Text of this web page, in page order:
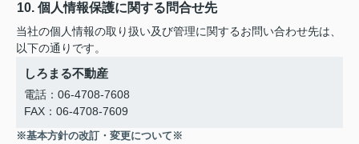
10. 個人情報保護に関する問合せ先
当社の個人情報の取り扱い及び管理に関するお問い合わせ先は、
以下の通りです。
しろまる不動産
電話：06-4708-7608
FAX：06-4708-7609
※基本方針の改訂・変更について※